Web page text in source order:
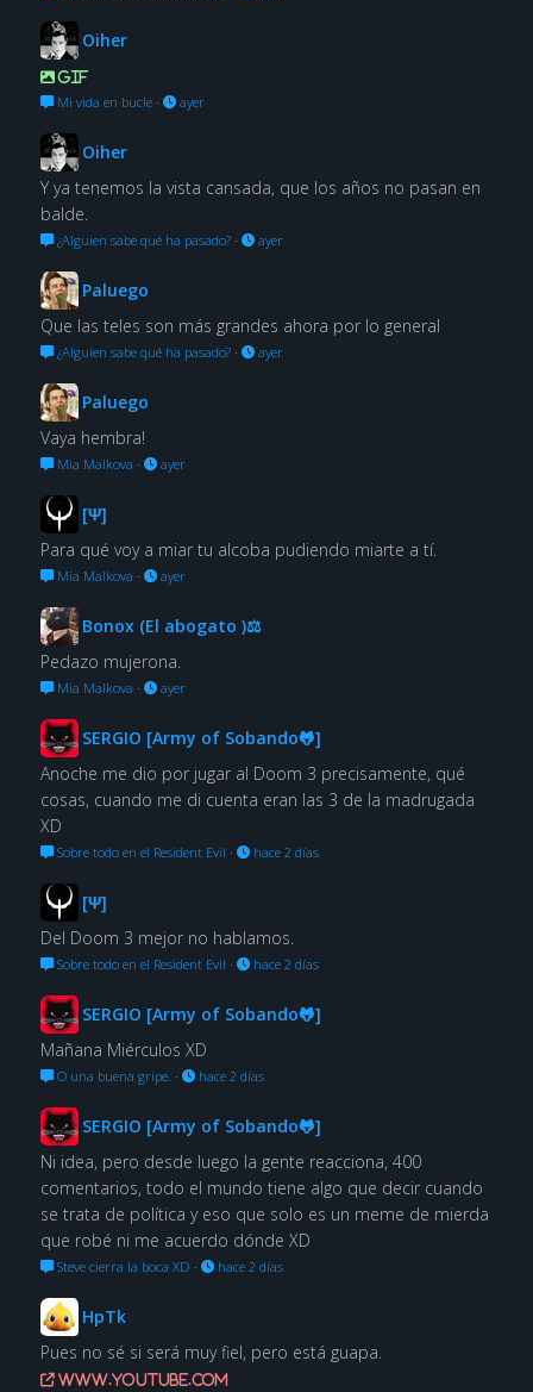
Oiher
GIF
Mi vida en bucle· ayer
Oiher
Y ya tenemos la vista cansada, que los años no pasan en
balde.
¿Alguien sabe qué ha pasado?· ayer
Paluego
Que las teles son más grandes ahora por lo general
¿Alguien sabe qué ha pasado?· ayer
Paluego
Vaya hembra!
Mia Malkova · ayer
[Ψ]
Para qué voy a miar tu alcoba pudiendo miarte a tí.
Mia Malkova · ayer
Bonox (El abogato )⚖
Pedazo mujerona.
Mia Malkova · ayer
SERGIO [Army of Sobando🐸]
Anoche me dio por jugar al Doom 3 precisamente, qué
cosas, cuando me di cuenta eran las 3 de la madrugada
XD
Sobre todo en el Resident Evil · hace 2 días
[Ψ]
Del Doom 3 mejor no hablamos.
Sobre todo en el Resident Evil · hace 2 días
SERGIO [Army of Sobando🐸]
Mañana Miérculos XD
O una buena gripe. · hace 2 días
SERGIO [Army of Sobando🐸]
Ni idea, pero desde luego la gente reacciona, 400
comentarios, todo el mundo tiene algo que decir cuando
se trata de política y eso que solo es un meme de mierda
que robé ni me acuerdo dónde XD
Steve cierra la boca XD · hace 2 días
HpTk
Pues no sé si será muy fiel, pero está guapa.
www.youtube.com